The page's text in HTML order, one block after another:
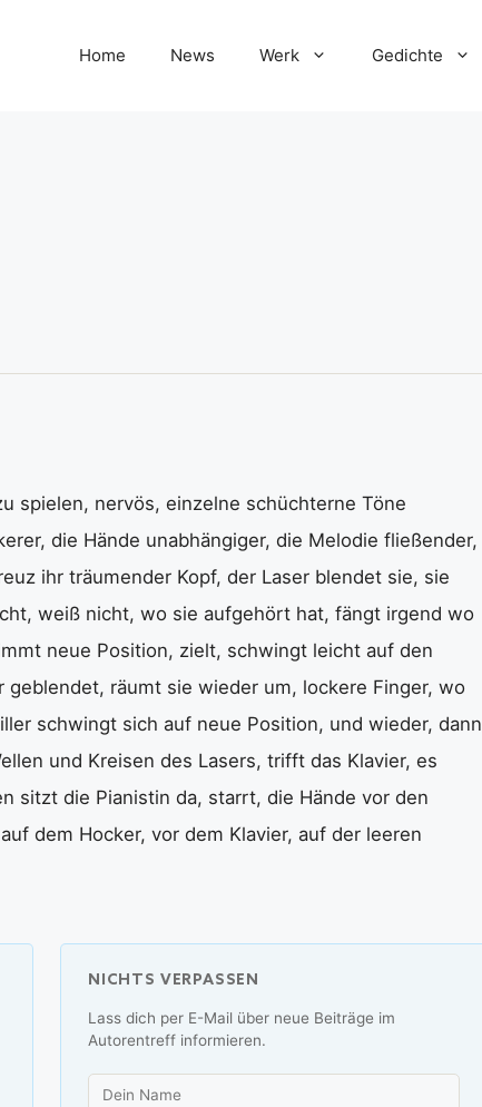
Home News Werk Gedichte
spielen, nervös, einzelne schüchterne Töne
die Hände unabhängiger, die Melodie fließender,
ihr träumender Kopf, der Laser blendet sie, sie
weiß nicht, wo sie aufgehört hat, fängt irgend wo
neue Position, zielt, schwingt leicht auf den
räumt sie wieder um, lockere Finger, wo
schwingt sich auf neue Position, und wieder, dann
und Kreisen des Lasers, trifft das Klavier, es
sitzt die Pianistin da, starrt, die Hände vor den
dem Hocker, vor dem Klavier, auf der leeren
NICHTS VERPASSEN
Lass dich per E-Mail über neue Beiträge im
Autorentreff informieren.